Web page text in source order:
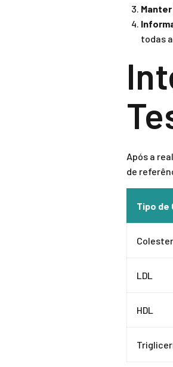
todas
Após a
de
Tipo
LDL
HDL